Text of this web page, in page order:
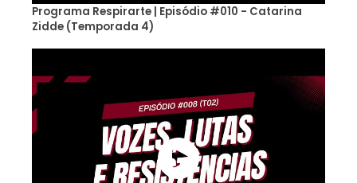
Programa Respirarte | Episódio #010 - Catarina
Zidde (Temporada 4)